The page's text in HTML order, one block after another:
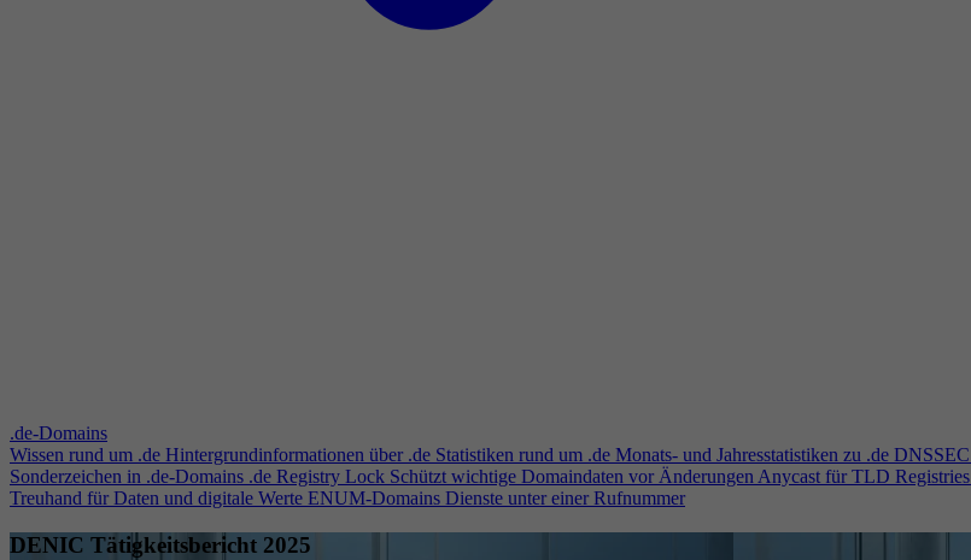
.de-Domains
Wissen rund um .de Hintergrundinformationen über .de Statistiken rund um .de Monats- und Jahresstatistiken zu .de DNSSEC
Sonderzeichen in .de-Domains .de Registry Lock Schützt wichtige Domaindaten vor ÄnderungenAnycast für TLD Registries
Treuhand für Daten und digitale Werte ENUM-Domains Dienste unter einer Rufnummer
DENIC Tätigkeitsbericht 2025